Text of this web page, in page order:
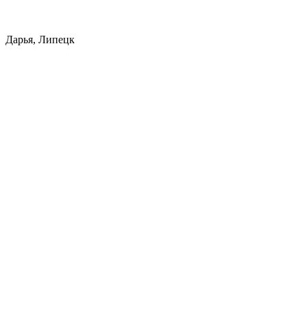
Дарья, Липецк